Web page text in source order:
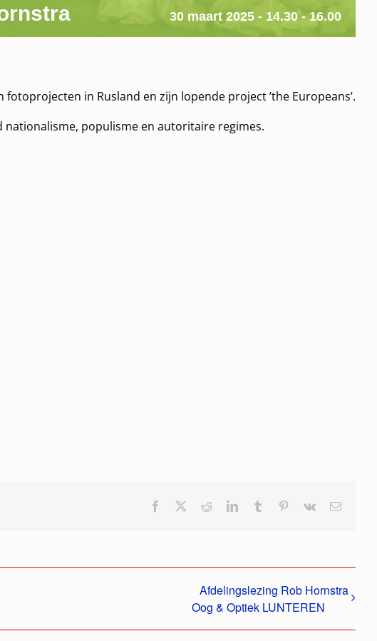
30 maart 2025 - 14.30 -16.00
in Rusland en zijn lopende project ’the Europeans’.
nationalisme, populisme en autoritaire regimes.
Facebook RedditLinkedInTumblr Pinterest
Vk
E-
Afdelingslezing Rob Hornstra
Oog & Optiek LUNTEREN